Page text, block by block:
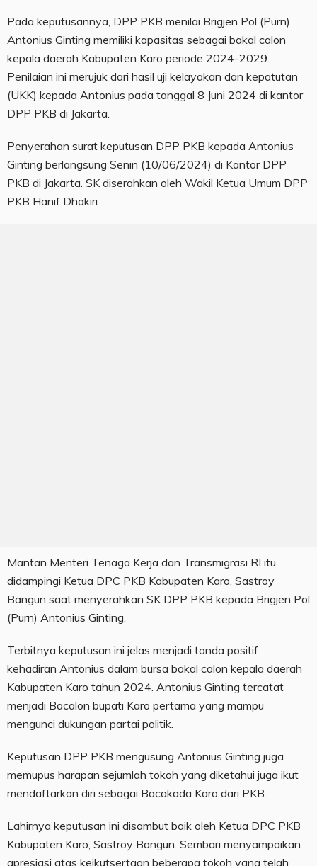
Pada keputusannya, DPP PKB menilai Brigjen Pol (Purn)
Antonius Ginting memiliki kapasitas sebagai bakal calon
kepala daerah Kabupaten Karo periode 2024-2029.
Penilaian ini merujuk dari hasil uji kelayakan dan kepatutan
(UKK) kepada Antonius pada tanggal 8 Juni 2024 di kantor
DPP PKB di Jakarta.
Penyerahan surat keputusan DPP PKB kepada Antonius
Ginting berlangsung Senin (10/06/2024) di Kantor DPP
PKB di Jakarta. SK diserahkan oleh Wakil Ketua Umum DPP
PKB Hanif Dhakiri.
Mantan Menteri Tenaga Kerja dan Transmigrasi RI itu
didampingi Ketua DPC PKB Kabupaten Karo, Sastroy
Bangun saat menyerahkan SK DPP PKB kepada Brigjen Pol
(Purn) Antonius Ginting.
Terbitnya keputusan ini jelas menjadi tanda positif
kehadiran Antonius dalam bursa bakal calon kepala daerah
Kabupaten Karo tahun 2024. Antonius Ginting tercatat
menjadi Bacalon bupati Karo pertama yang mampu
mengunci dukungan partai politik.
Keputusan DPP PKB mengusung Antonius Ginting juga
memupus harapan sejumlah tokoh yang diketahui juga ikut
mendaftarkan diri sebagai Bacakada Karo dari PKB.
Lahirnya keputusan ini disambut baik oleh Ketua DPC PKB
Kabupaten Karo, Sastroy Bangun. Sembari menyampaikan
apresiasi atas keikutsertaan beberapa tokoh yang telah